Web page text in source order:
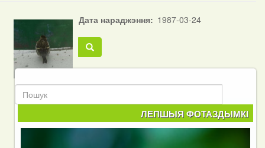
Дата нараджэння
1987-03-24
Пошук
Пошук
ЛЕПШЫЯ ФОТАЗДЫМКІ